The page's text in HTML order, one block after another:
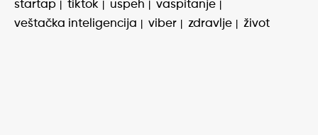
startap tiktok uspeh
vaspitanje
veštačka inteligencija
viber zdravlje život